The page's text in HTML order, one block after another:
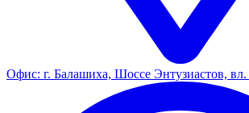
Офис: г. Балашиха, Шоссе Энтузиастов,